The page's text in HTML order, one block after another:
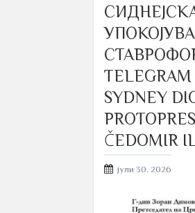
SYDNEY
ČEDOMIR
Posted
јули 30, 2026